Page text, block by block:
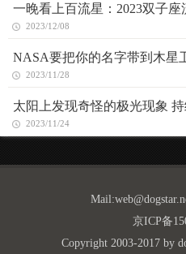
一晚看上百流星：2023双子
2023/12/08
NASA要把你的名字带到木星
2023/11/28
太阳上发现奇怪的极光现象
2023/11/24
Mail:
京ICP备
Copyright 2003-2017 by